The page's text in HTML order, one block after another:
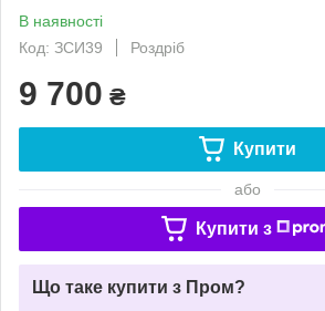
В наявності
Код: ЗСИ39
Роздріб
9 700 ₴
Купити
або
Купити з
Що таке купити з Пром?